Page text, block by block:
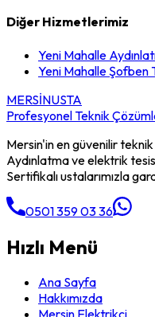
Diğer Hizmetlerimiz
Yeni Mahalle
Yeni MahalleŞofben
MERSİNUSTA
Profesyonel Teknik
Mersin'in en güvenilir
Aydınlatma ve elektrik
Sertifikalı ustalarımızla
0501 359 03 36
Hızlı Menü
Ana Sayfa
Hakkımızda